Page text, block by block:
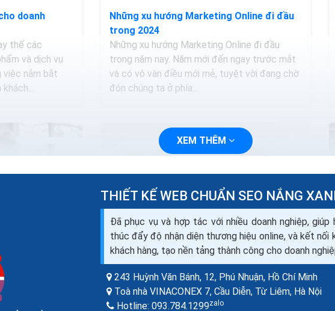
doanh
thế các
và dịch vụ
việc nắm bắt
Những xu hướng Marketing Online đi đầu
trong 2024
Những xu hướng Marketing Online đi đầu
trong năm nay. Năm mới đến ngay trước mắt
và có vô vàn điều mới mẻ, tuyệt vời đang chờ
đón chúng ta ở phía...
doanh trực
Làm sao để chiến dịch Marketing online
thành công hiệu quả nhất
XEM THÊM
THIẾT KẾ WEB CHUẨN SEO NẮNG
Đã phục vụ và hợp tác với nhiều doanh nghiệp,
thúc đẩy độ nhận diện thương hiệu online, và kết nối
khách hàng, tạo nền tảng thành công cho doanh
243 Huỳnh Văn Bánh, 12, Phú Nhuận, Hồ Chí Minh
Toà nhà VINACONEX 7, Cầu Diễn, Từ Liêm, Hà Nội
Hotline: 093.784.1299zalo